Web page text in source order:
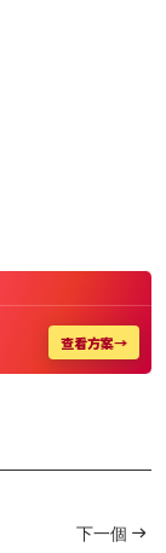
下一個